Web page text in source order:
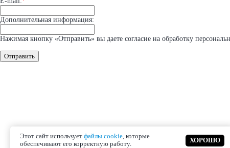
Дополнительная информация:
Нажимая кнопку «Отправить» вы даете согласие на обработку
Отправить
Этот сайт использует файлы cookie, которые
обеспечивают его корректную работу.
ХОРОШО